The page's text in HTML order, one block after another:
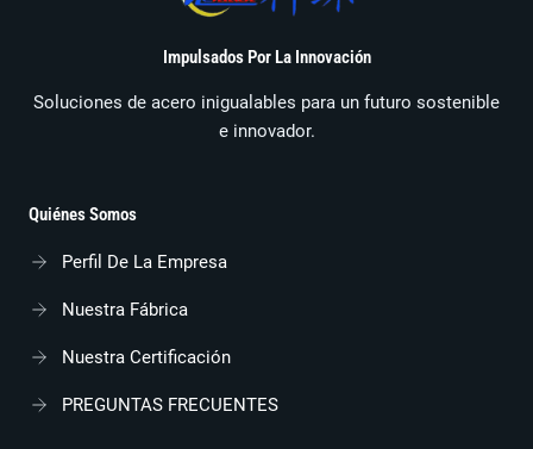
Impulsados Por La Innovación
Soluciones de acero inigualables para un futuro sostenible
e innovador.
Quiénes Somos
Perfil De La Empresa
Nuestra Fábrica
Nuestra Certificación
PREGUNTAS FRECUENTES